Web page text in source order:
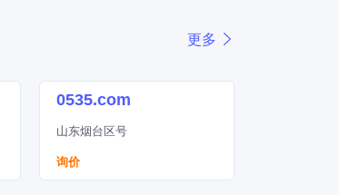
更多
0535.com
山东烟台区号
询价